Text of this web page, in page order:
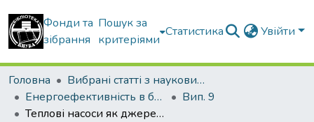
Фонди та
зібрання
Пошук за
критеріями
Статистика Увійти
Головна
Вибрані статті з наукових збірників КНУБА
Енергоефективність в будівництві та архітектурі
Вип. 9
Теплові насоси як джерела низькотемпературного теплопостачання